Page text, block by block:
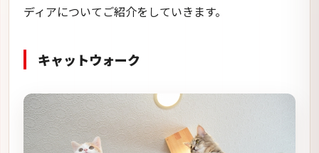
ディアについてご紹介をしていきます。
キャットウォーク